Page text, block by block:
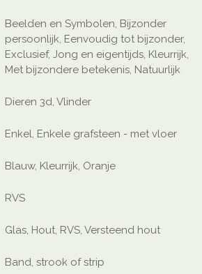
Beelden en Symbolen, Bijzonder
persoonlijk, Eenvoudig tot bijzonder,
Exclusief, Jong en eigentijds, Kleurrijk,
Met bijzondere betekenis, Natuurlijk
Dieren 3d, Vlinder
Enkel, Enkele grafsteen - met vloer
Blauw, Kleurrijk, Oranje
RVS
Glas, Hout, RVS, Versteend hout
Band, strook of strip